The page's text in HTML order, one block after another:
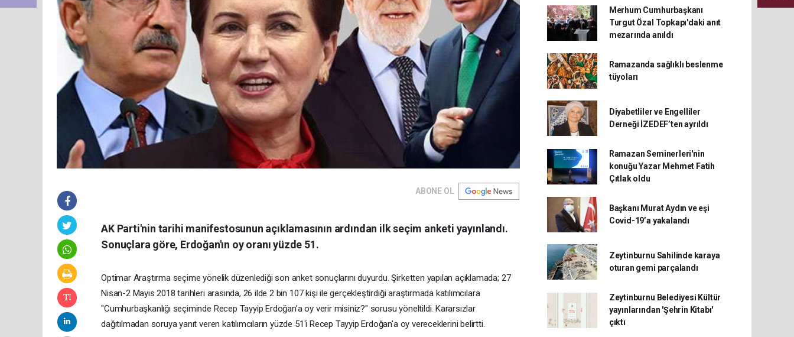
ABONE OL
AK Parti'nin tarihi manifestosunun açıklamasının ardından ilk seçim anketi yayınlandı.
Sonuçlara göre, Erdoğan'ın oy oranı yüzde 51.
Optimar Araştırma seçime yönelik düzenlediği son anket sonuçlarını duyurdu. Şirketten yapılan açıklamada; 27
Nisan-2 Mayıs 2018 tarihleri arasında, 26 ilde 2 bin 107 kişi ile gerçekleştirdiği araştırmada katılımcılara
"Cumhurbaşkanlığı seçiminde Recep Tayyip Erdoğan'a oy verir misiniz?" sorusu yöneltildi. Kararsızlar
dağıtılmadan soruya yanıt veren katılımcıların yüzde 51'i Recep Tayyip Erdoğan'a oy vereceklerini belirtti.
Merhum Cumhurbaşkanı
Turgut Özal Topkapı'daki anıt
mezarında anıldı
Ramazanda sağlıklı beslenme
tüyoları
Diyabetliler ve Engelliler
Derneği İZEDEF’ten ayrıldı
Ramazan Seminerleri'nin
konuğu Yazar Mehmet Fatih
Çıtlak oldu
Başkanı Murat Aydın ve eşi
Covid-19’a yakalandı
Zeytinburnu Sahilinde karaya
oturan gemi parçalandı
Zeytinburnu Belediyesi Kültür
yayınlarından 'Şehrin Kitabı'
çıktı